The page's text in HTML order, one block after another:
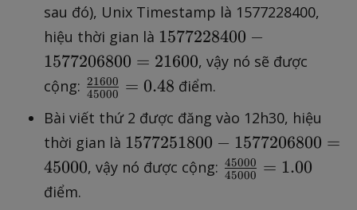
sau đó), Unix Timestamp là 1577228400,
hiệu thời gian là 1
5
7
7
2
2
8
4
1577228400 −
1577206800 = 21600, vậy nó sẽ được
cộng: \
fr
a
c
{
45000
21600 = 0.48 điểm.
Bài viết thứ 2 được đăng vào 12h30, hiệu
thời gian là 1
5
1577251800 − 1577206800 =
45000, vậy nó được cộng: \
fr
45000
45000 = 1.00
điểm.